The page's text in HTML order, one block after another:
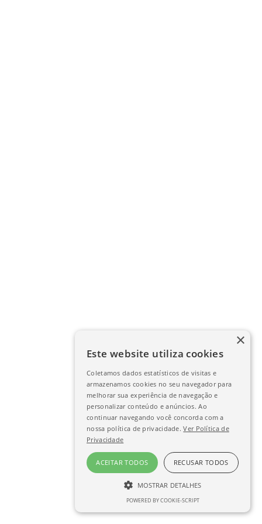
Este website utiliza cookies
Coletamos dados estatísticos de visitas e
armazenamos cookies no seu navegador para
melhorar sua experiência de navegação e
personalizar conteúdo e anúncios. Ao
continuar navegando você concorda com a
nossa política de privacidade.Ver Política de
Privacidade
ACEITAR TODOS RECUSAR TODOS
MOSTRAR DETALHES
ESTRITAMENTE NECESSÁRIO
POWERED BY COOKIE-SCRIPT
×